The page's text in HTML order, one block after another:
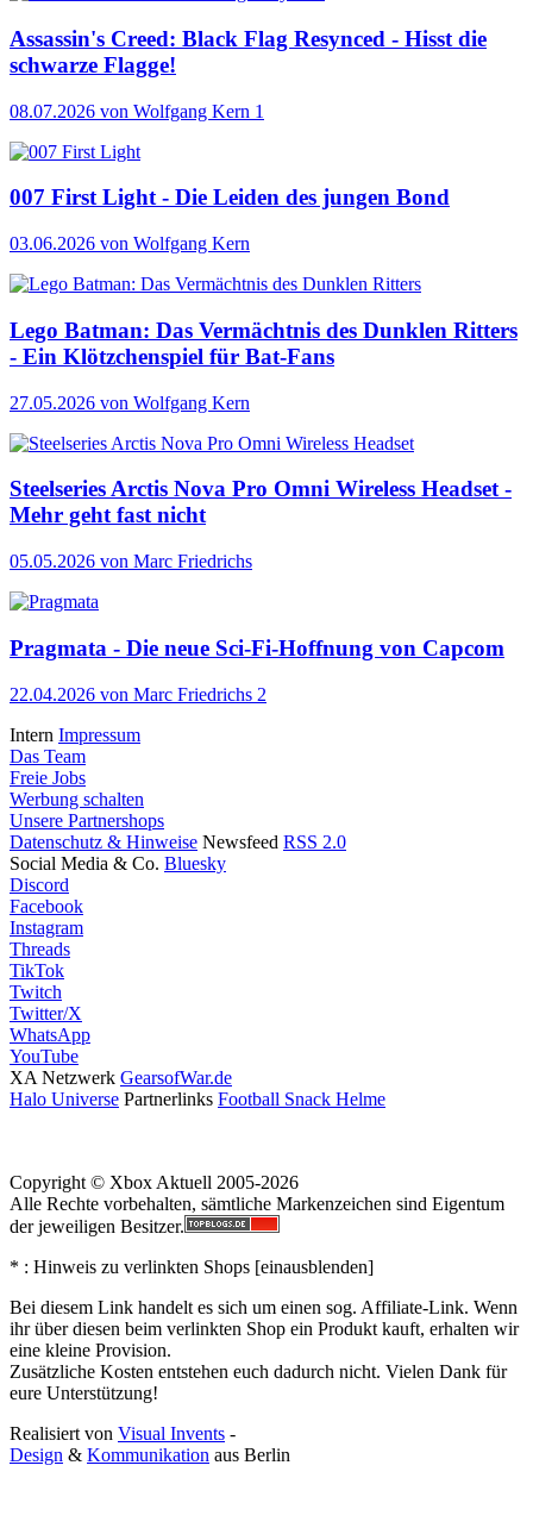
Assassin's Creed: Black Flag Resynced - Hisst die
schwarze Flagge!
08.07.2026 von Wolfgang Kern 1
007 First Light - Die Leiden des jungen Bond
03.06.2026 von Wolfgang Kern
Lego Batman: Das Vermächtnis des Dunklen Ritters
- Ein Klötzchenspiel für Bat-Fans
27.05.2026 von Wolfgang Kern
Steelseries Arctis Nova Pro Omni Wireless Headset -
Mehr geht fast nicht
05.05.2026 von Marc Friedrichs
Pragmata - Die neue Sci-Fi-Hoffnung von Capcom
22.04.2026 von Marc Friedrichs 2
Intern Impressum
Das Team
Freie Jobs
Werbung schalten
Unsere Partnershops
Datenschutz & Hinweise Newsfeed RSS 2.0
Social Media & Co. Bluesky
Discord
Facebook
Instagram
Threads
TikTok
Twitch
Twitter/X
WhatsApp
YouTube
XA Netzwerk GearsofWar.de
Halo Universe Partnerlinks Football Snack Helme
Copyright © Xbox Aktuell 2005-2026
Alle Rechte vorbehalten, sämtliche Markenzeichen sind Eigentum
der jeweiligen Besitzer.
* : Hinweis zu verlinkten Shops [einausblenden]
Bei diesem Link handelt es sich um einen sog. Affiliate-Link. Wenn
ihr über diesen beim verlinkten Shop ein Produkt kauft, erhalten wir
eine kleine Provision.
Zusätzliche Kosten entstehen euch dadurch nicht. Vielen Dank für
eure Unterstützung!
Realisiert von Visual Invents -
Design & Kommunikation aus Berlin